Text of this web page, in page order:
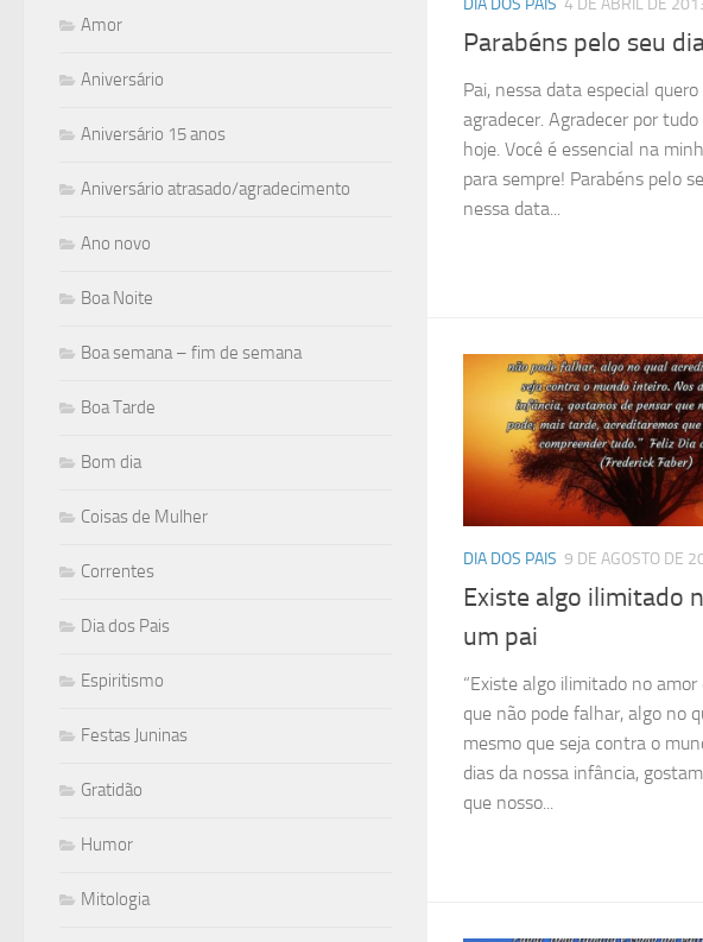
DIA DOS PAIS 4 DE ABRIL DE
Parabéns pelo seu
Pai, nessa data especial
agradecer. Agradecer por
hoje. Você é essencial na
para sempre! Parabéns pelo
nessa data...
DIA DOS PAIS 9 DE AGOSTO DE
Existe algo ilimitado
um pai
“Existe algo ilimitado no amor
que não pode falhar, algo no
mesmo que seja contra o
dias da nossa infância,
que nosso...
Amor
Aniversário
Aniversário 15 anos
Aniversário atrasado/agradecimento
Ano novo
Boa Noite
Boa semana – fim de semana
Boa Tarde
Bom dia
Coisas de Mulher
Correntes
Dia dos Pais
Espiritismo
Festas Juninas
Gratidão
Humor
Mitologia